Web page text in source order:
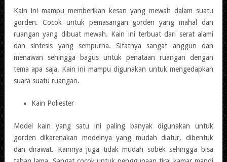
Kain ini mampu memberikan kesan yang mewah dalam suatu
gorden. Cocok untuk pemasangan gorden yang mahal dan
ruangan yang dibuat mewah. Kain ini terbuat dari serat alami
dan sintesis yang sempurna. Sifatnya sangat anggun dan
menawan sehingga bagus untuk penataan ruangan dengan
tema apa saja. Kain ini mampu digunakan untuk mengedapkan
suara suatu ruangan.
Kain Poliester
Model kain yang satu ini paling banyak digunakan untuk
gorden dikarenakan modelnya yang mudah diatur, dibentuk
dan dirawat. Kainnya juga tidak mudah sobek sehingga bisa